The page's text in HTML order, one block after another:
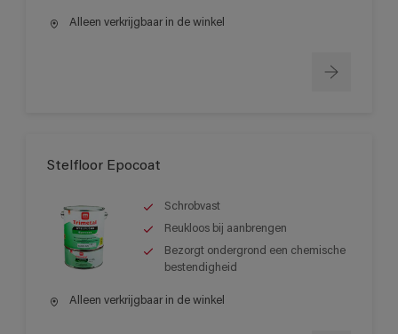
Alleen verkrijgbaar in de winkel
Stelfloor Epocoat
Schrobvast
Reukloos bij aanbrengen
Bezorgt ondergrond een chemische
bestendigheid
Alleen verkrijgbaar in de winkel